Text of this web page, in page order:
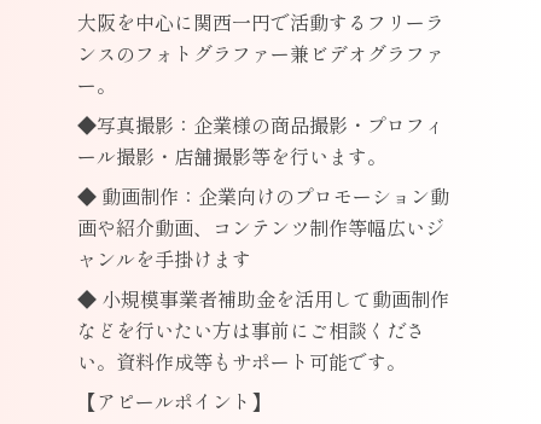
大阪を中心に関西一円で活動するフリーラ
ンスのフォトグラファー兼ビデオグラファ
ー。
◆写真撮影：企業様の商品撮影・プロフィ
ール撮影・店舗撮影等を行います。
◆ 動画制作：企業向けのプロモーション動
画や紹介動画、コンテンツ制作等幅広いジ
ャンルを手掛けます
◆ 小規模事業者補助金を活用して動画制作
などを行いたい方は事前にご相談くださ
い。資料作成等もサポート可能です。
【アピールポイント】